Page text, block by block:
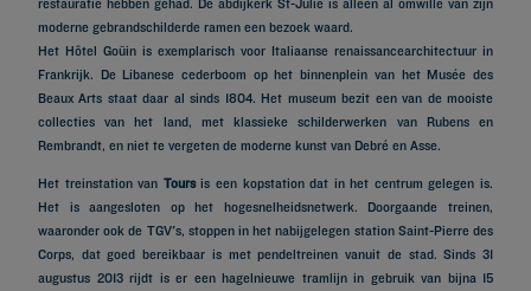
moderne gebrandschilderde ramen een bezoek waard.
Het Hôtel Goüin is exemplarisch voor Italiaanse renaissancearchitectuur in
Frankrijk. De Libanese cederboom op het binnenplein van het Musée des
Beaux Arts staat daar al sinds 1804. Het museum bezit een van de mooiste
collecties van het land, met klassieke schilderwerken van Rubens en
Rembrandt, en niet te vergeten de moderne kunst van Debré en Asse.
Het treinstation van Toursis een kopstation dat in het centrum gelegen is.
Het is aangesloten op het hogesnelheidsnetwerk. Doorgaande treinen,
waaronder ook de TGV's, stoppen in het nabijgelegen station Saint-Pierre des
Corps, dat goed bereikbaar is met pendeltreinen vanuit de stad. Sinds 31
augustus 2013 rijdt is er een hagelnieuwe tramlijn in gebruik van bijna 15